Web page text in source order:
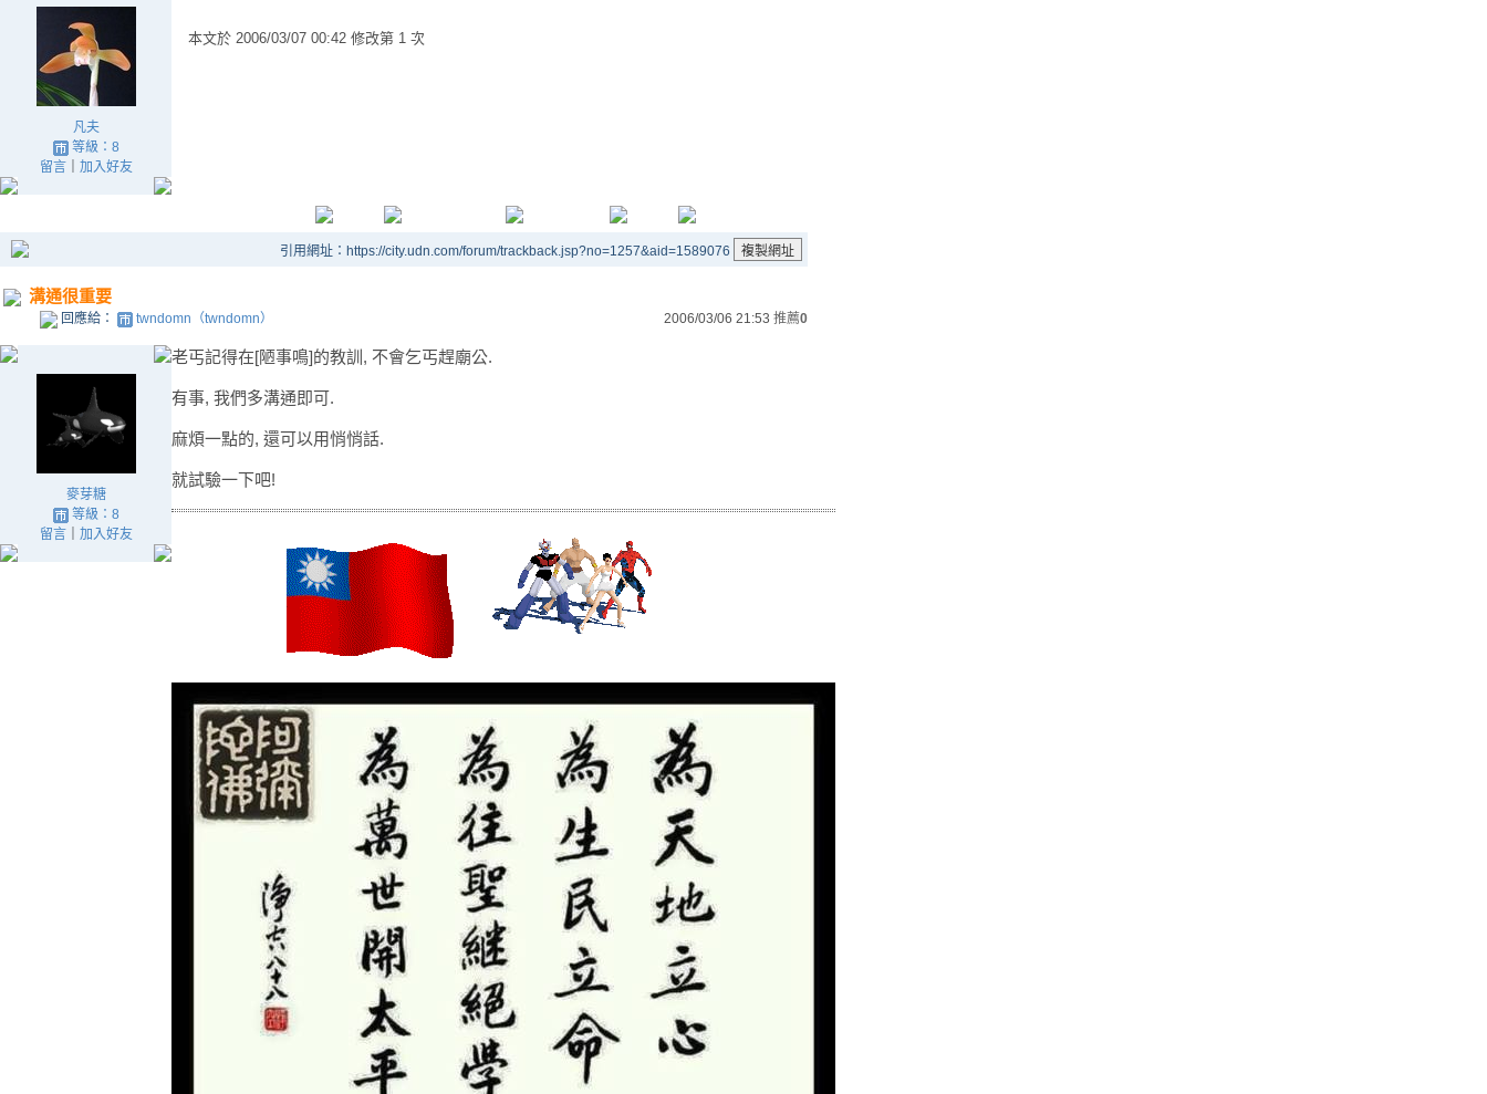
凡夫
等級：8
留言｜ 加入好友
本文於 2006/03/07 00:42 修改第 1 次
引用網址：https://city.udn.com/forum/trackback.jsp?no=1257&aid=1589076
溝通很重要
回應給： twndomn（twndomn） 2006/03/06 21:53 推薦0
麥芽糖
等級：8
留言｜ 加入好友
老丐記得在[陋事鳴]的教訓, 不會乞丐趕廟公.
有事, 我們多溝通即可.
麻煩一點的, 還可以用悄悄話.
就試驗一下吧!